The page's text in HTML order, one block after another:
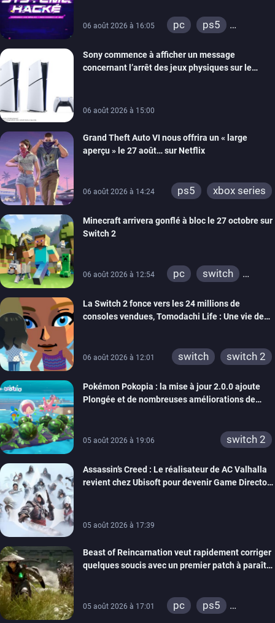
06 août 2026 à 16:05 pc
ps5
switch
ios
android
ps4
Sony commence à afficher un message
concernant l’arrêt des jeux physiques sur le
06 août 2026 à 15:00
Grand Theft Auto VI nous offrira un « large
aperçu » le 27 août… sur Netflix
06 août 2026 à 14:24 ps5 xbox series
Minecraft arrivera gonflé à bloc le 27 octobre sur
Switch 2
06 août 2026 à 12:54 pc
switch
xbox one
wiiu
3ds
ps3
switch 2
La Switch 2 fonce vers les 24 millions de
consoles vendues, Tomodachi Life : Une vie de
06 août 2026 à 12:01 switch switch 2
Pokémon Pokopia : la mise à jour 2.0.0 ajoute
Plongée et de nombreuses améliorations de
05 août 2026 à 19:06 switch 2
Assassin’s Creed : Le réalisateur de AC Valhalla
revient chez Ubisoft pour devenir Game Director
05 août 2026 à 17:39
Beast of Reincarnation veut rapidement corriger
quelques soucis avec un premier patch à paraître
05 août 2026 à 17:01 pc
ps5